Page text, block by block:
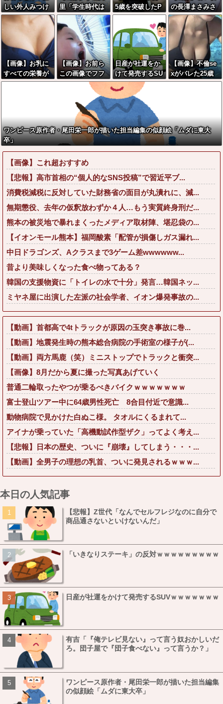
しい外人みつけ
たら法務省にタ
レコミしてみ
ろ！意外と仕事
するぞ？
里「学生時代は
全然モテなかっ
たです」←これ
ほんまかぁ？w
w w w w w w w
5歳を突破したP
erfumeさん、お
●●いwwww
の長澤まさみさ
ん、ガチでレベ
チすぎるwwww
w
【画像】お乳に
すべての栄養が
注がれた肉体を
【画像】お前ら
この画像でフフ
ッてなったら絶
対に寝ろよwww
日産が社運をか
けて発売するSU
Vｗｗｗｗｗｗ
ｗ
【画像】不倫se
xがバレた25歳
のグラドルのボ
ワンピース原作者・尾田栄一郎が描いた担当編集の似顔絵「ムダに東大
卒」
【画像】これ超おすすめ
【悲報】高市首相の“個人的なSNS投稿”で習近平ブ...
消費税減税に反対していた財務省の面目が丸潰れに、減...
無期懲役、去年の仮釈放わずか４人…もう実質終身刑だ...
熊本の被災地で暴れまくったメディア取材陣、堪忍袋の...
【イオンモール熊本】福岡酸素「配管が損傷しガス漏れ...
中日ドラゴンズ、Aクラスまで3ゲーム差wwwwww...
昔より美味しくなった食べ物ってある？
韓国の支援物資に「トイレの水で十分」発言…韓国ネッ...
ミヤネ屋に出演した左派の社会学者、イオン爆発事故の...
【動画】首都高で4tトラックが原因の玉突き事故に巻...
【動画】地震発生時の熊本総合病院の手術室の様子が(...
【動画】両方馬鹿（笑）ミニストップでトラックと衝突...
【画像】8月だから夏に撮った写真あげていく
普通二輪取ったやつが乗るべきバイクｗｗｗｗｗｗｗ
富士登山ツアー中に64歳男性死亡 8合目付近で意識...
動物病院で見かけた白ぬこ様。 タオルにくるまれて...
アイナが乗っていた「高機動試作型ザク」ってよく考え...
【悲報】日本の歴史、ついに『崩壊』してしまう・・・...
【動画】全男子の理想の乳首、ついに発見されるｗｗｗ...
本日の人気記事
【悲報】Z世代「なんでセルフレジなのに自分で
商品通さないといけないんだ」
「いきなりステーキ」の反対ｗｗｗｗｗｗｗｗｗ
日産が社運をかけて発売するSUVｗｗｗｗｗｗｗ
有吉「『俺テレビ見ない』って言う奴おかしいだ
ろ。団子屋で『団子食べない』って言うか？」
ワンピース原作者・尾田栄一郎が描いた担当編集
の似顔絵「ムダに東大卒」